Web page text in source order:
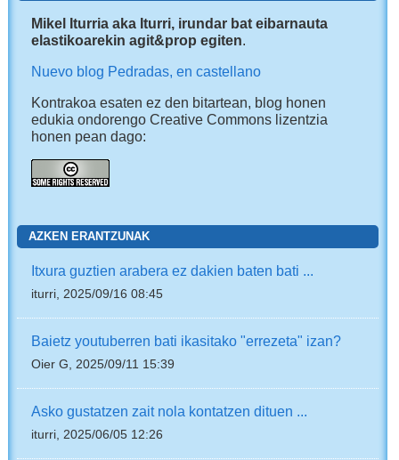
Mikel Iturria aka Iturri, irundar bat eibarnauta
elastikoarekin agit&prop egiten.
Nuevo blog Pedradas, en castellano
Kontrakoa esaten ez den bitartean, blog honen
edukia ondorengo Creative Commons lizentzia
honen pean dago:
AZKEN ERANTZUNAK
Itxura guztien arabera ez dakien baten bati ...
iturri, 2025/09/16 08:45
Baietz youtuberren bati ikasitako "errezeta" izan?
Oier G, 2025/09/11 15:39
Asko gustatzen zait nola kontatzen dituen ...
iturri, 2025/06/05 12:26